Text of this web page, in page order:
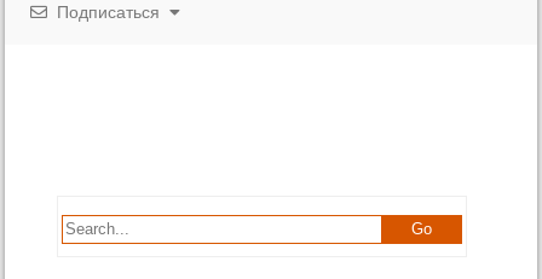
Подписаться